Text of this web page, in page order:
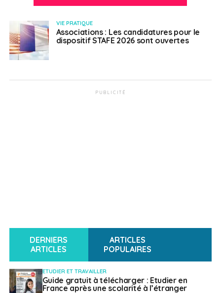
VIE PRATIQUE
Associations : Les candidatures pour le
dispositif STAFE 2026 sont ouvertes
PUBLICITÉ
DERNIERS
ARTICLES
ARTICLES
POPULAIRES
ETUDIER ET TRAVAILLER
Guide gratuit à télécharger : Etudier en
France après une scolarité à l’étranger